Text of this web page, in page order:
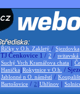
Říčky v O.h. Zakletý / Sjezdovka
TJ Čenkovice 1 / 2 / svitavská
Suchý Vrch Kramářova chata |
Hanička |Rokytnice v O.h. /
Jablonné n O. náměstí /
Bartošovice / 2 |Uhřínov |